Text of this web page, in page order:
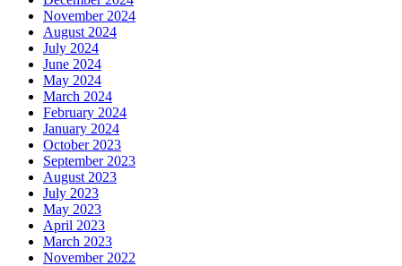
November 2024
August 2024
July 2024
June 2024
May 2024
March 2024
February 2024
January 2024
October 2023
September 2023
August 2023
July 2023
May 2023
April 2023
March 2023
November 2022